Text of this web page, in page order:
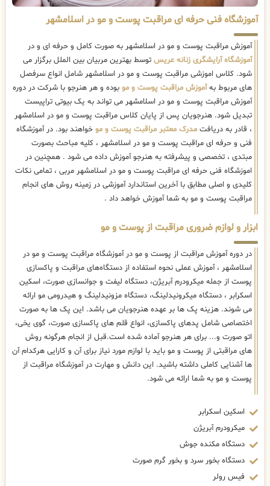
آموزشگاه فنی حرفه ای مراقبت پوست و مو در اسلامشهر
آموزش مراقبت پوست و مو در اسلامشهر به صورت کامل و حرفه ای و در
آموزشگاه آرایشگری زنانه عریس توسط بهترین مربیان بین الملل برگزار می
شود. کلاس اموزشی مراقبت پوست و مو در اسلامشهر شامل انواع سرفصل
های مربوط بهآموزش مراقبت پوست و مو بوده و هر هنرجو با شرکت در دوره
آموزش مراقبت پوست و مو در اسلامشهر می تواند به یک بیوتی تراپیست
تبدیل شود. هنرجویان پس از پایان کلاس مراقبت پوست و مو در اسلامشهر
، قادر به دریافت مدرک معتبر مراقبت پوست و مو خواهند بود. در آموزشگاه
فنی و حرفه ای مراقبت پوست و مو در اسلامشهر ، کلیه مباحث بصورت
مبتدی ، تخصصی و پیشرفته به هنرجو آموزش داده می شود . همچنین در
اموزشگاه فنی حرفه ای مراقبت پوست و مو در اسلامشهر مربی ، تمامی نکات
کلیدی و اصلی مطابق با آخرین استاندارد آموزشی در زمینه روش های انجام
مراقبت پوست و مو به شما آموزش خواهد داد .
ابزار و لوازم ضروری مراقبت از پوست و مو
در دوره آموزش مراقبت از پوست و مو در آموزشگاه مراقبت پوست و مو در
اسلامشهر ، آموزش عملی نحوه استفاده از دستگاه‌های مراقبت و پاکسازی
پوست از جمله میکرودرم آبریژن، دستگاه لیفت و جوانسازی صورت، اسکین
اسکرابر ، دستگاه میکرونیدلینگ، دستگاه مزونیدلینگ و هیدرومی مو ارائه
می شوند. هزینه پک ها بر عهده هنرجویان می باشد. این پک ها به صورت
اختصاصی شامل پدهای پاکسازی، انواع قلم های پاکسازی صورت، گوی یخی،
اتو صورت و... برای هر هنرجو آماده شده است.قبل از انجام هرگونه روش
های مراقبتی از پوست و مو باید با لوازم مورد نیاز برای آن و کارایی هرکدام آن
ها آشنایی کاملی داشته باشید. این دانش و مهارت در آموزشگاه مراقبت از
پوست و مو به شما ارائه می شود.
اسکین اسکرابر
میکرودرم آبریژن
دستگاه مکنده جوش
دستگاه بخور سرد و بخور گرم صورت
فیس رولر